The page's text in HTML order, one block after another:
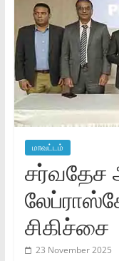
மாவட்டம்
சர்வதேச
சிகிச்சை
23 November 2025